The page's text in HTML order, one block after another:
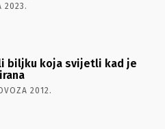
2023.
biljku koja svijetli kad je
2012.